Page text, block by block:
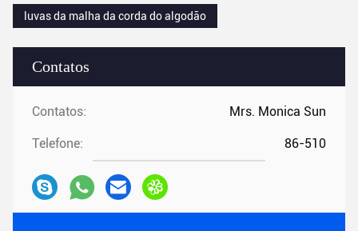
Contatos
Contatos: Mrs. Monica Sun
Telefone: 86-510
luvas da malha da corda do algodão